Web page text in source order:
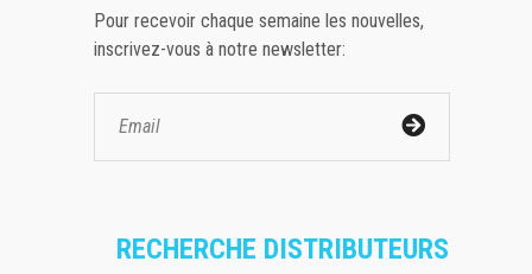
Pour recevoir chaque semaine les nouvelles,
inscrivez-vous à notre newsletter:
RECHERCHE DISTRIBUTEURS